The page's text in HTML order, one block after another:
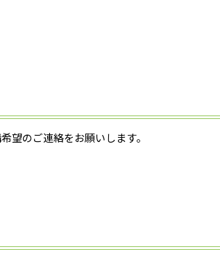
望のご連絡をお願いします。